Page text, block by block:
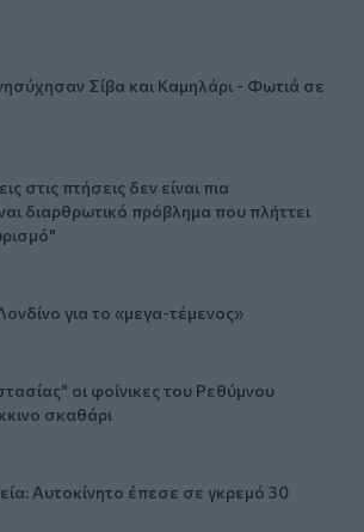
Σίβα και Καμηλάρι - Φωτιά σε
στις πτήσεις δεν είναι πια
διαρθρωτικό πρόβλημα που πλήττει
για το «μεγα-τέμενος»
οι φοίνικες του Ρεθύμνου
σκαθάρι
Αυτοκίνητο έπεσε σε γκρεμό 30